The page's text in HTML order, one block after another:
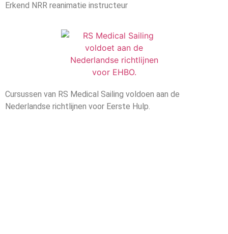
Erkend NRR reanimatie instructeur
Cursussen van RS Medical Sailing voldoen aan de
Nederlandse richtlijnen voor Eerste Hulp.